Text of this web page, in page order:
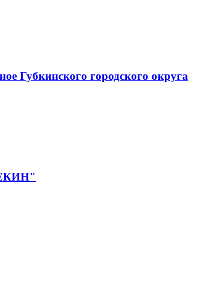
Губкинского городского округа